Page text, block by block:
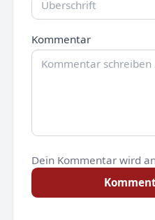
Kommentar
Dein Kommentar wird